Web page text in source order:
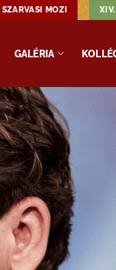
SZARVASI MOZI
GALÉRIA